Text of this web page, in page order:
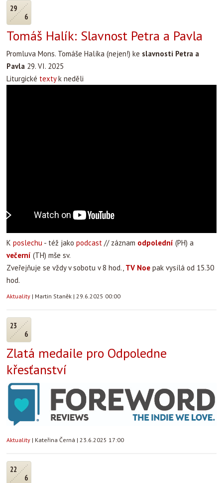
29
6
Tomáš Halík: Slavnost Petra a Pavla
Promluva Mons. Tomáše Halíka (nejen!) ke slavnosti Petra a
Pavla 29. VI. 2025
Liturgické textyk neděli
K poslechu - též jako podcast // záznam odpolední (PH) a
večerní (TH) mše sv.
Zveřejňuje se vždy v sobotu v 8 hod., TV Noe pak vysílá od 15.30
hod.
Aktuality | Martin Staněk | 29.6.2025 00:00
23
6
Zlatá medaile pro Odpoledne
křesťanství
Aktuality | Kateřina Černá | 23.6.2025 17:00
22
6